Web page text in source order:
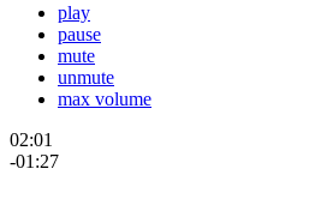
play
pause
mute
unmute
max volume
02:01
-01:27